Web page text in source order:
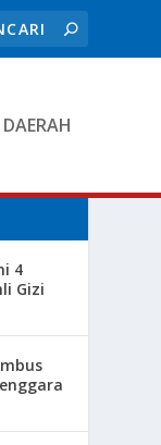
DAERAH
4
Gizi